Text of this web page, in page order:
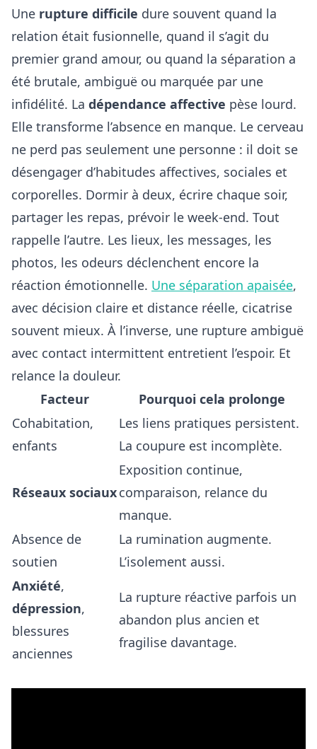
Une rupture difficile dure souvent quand la
relation était fusionnelle, quand il s’agit du
premier grand amour, ou quand la séparation a
été brutale, ambiguë ou marquée par une
infidélité. La dépendance affective pèse lourd.
Elle transforme l’absence en manque. Le cerveau
ne perd pas seulement une personne : il doit se
désengager d’habitudes affectives, sociales et
corporelles. Dormir à deux, écrire chaque soir,
partager les repas, prévoir le week-end. Tout
rappelle l’autre. Les lieux, les messages, les
photos, les odeurs déclenchent encore la
réaction émotionnelle. Une séparation apaisée,
avec décision claire et distance réelle, cicatrise
souvent mieux. À l’inverse, une rupture ambiguë
avec contact intermittent entretient l’espoir. Et
relance la douleur.
Facteur
Pourquoi cela prolonge
Cohabitation,
enfants
Les liens pratiques persistent.
La coupure est incomplète.
Réseaux sociaux
Exposition continue,
comparaison, relance du
manque.
Absence de
soutien
La rumination augmente.
L’isolement aussi.
Anxiété,
dépression,
blessures
anciennes
La rupture réactive parfois un
abandon plus ancien et
fragilise davantage.